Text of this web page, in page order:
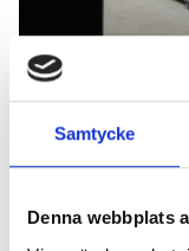
Samtycke
Denna webbplats
I
museum, men